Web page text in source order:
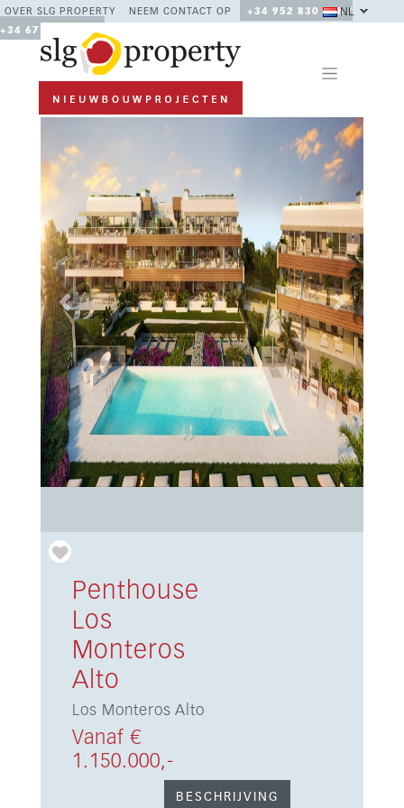
OVER SLG PROPERTY NEEM CONTACT OP
+34 952 830 378 /
+34 677 670 480
NL
Previous Next
Penthouse
Los
Monteros
Alto
Los Monteros Alto
Vanaf €
1.150.000,-
BESCHRIJVING